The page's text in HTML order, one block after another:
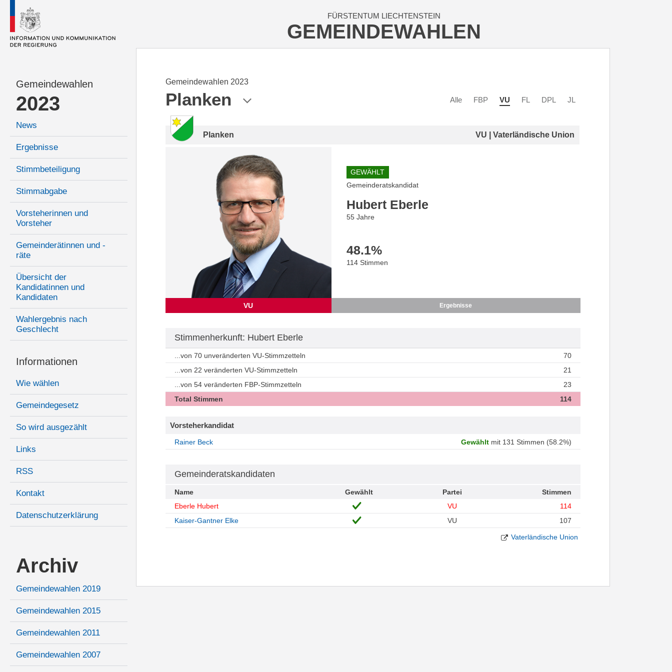
FÜRSTENTUM LIECHTENSTEIN
GEMEINDEWAHLEN
Gemeindewahlen
2023
News
Ergebnisse
Stimmbeteiligung
Stimmabgabe
Vorsteherinnen und
Vorsteher
Gemeinderätinnen und -
räte
Übersicht der
Kandidatinnen und
Kandidaten
Wahlergebnis nach
Geschlecht
Informationen
Wie wählen
Gemeindegesetz
So wird ausgezählt
Links
RSS
Kontakt
Datenschutzerklärung
Archiv
Gemeindewahlen 2019
Gemeindewahlen 2015
Gemeindewahlen 2011
Gemeindewahlen 2007
Gemeindewahlen 2023
Planken Alle FBP VU FL DPL JL
Planken VU | Vaterländische Union
VU
GEWÄHLT
Gemeinderatskandidat
Hubert Eberle
55 Jahre
48.1%
114 Stimmen
Ergebnisse
Stimmenherkunft: Hubert Eberle
...von 70 unveränderten VU-Stimmzetteln
70
...von 22 veränderten VU-Stimmzetteln
21
...von 54 veränderten FBP-Stimmzetteln
23
Total Stimmen
114
Vorsteherkandidat
Rainer Beck Gewähltmit 131 Stimmen (58.2%)
Gemeinderatskandidaten
Name Gewählt Partei
Stimmen
Eberle Hubert
VU
114
Kaiser-Gantner Elke
VU 107
Vaterländische Union